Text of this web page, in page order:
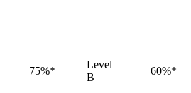
75%*
Level
B
60%*